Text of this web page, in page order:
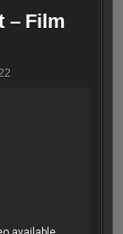
– Film